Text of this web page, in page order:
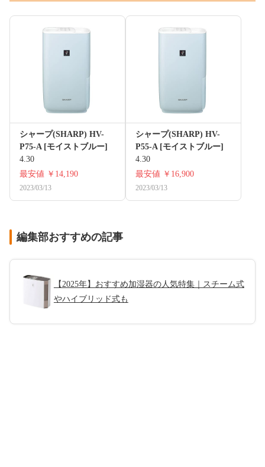
シャープ(SHARP) HV-
P75-A [モイストブルー]
4.30
最安値 ￥14,190
2023/03/13
シャープ(SHARP) HV-
P55-A [モイストブルー]
4.30
最安値 ￥16,900
2023/03/13
編集部おすすめの記事
【2025年】おすすめ加湿器の人気特集｜スチーム式
やハイブリッド式も